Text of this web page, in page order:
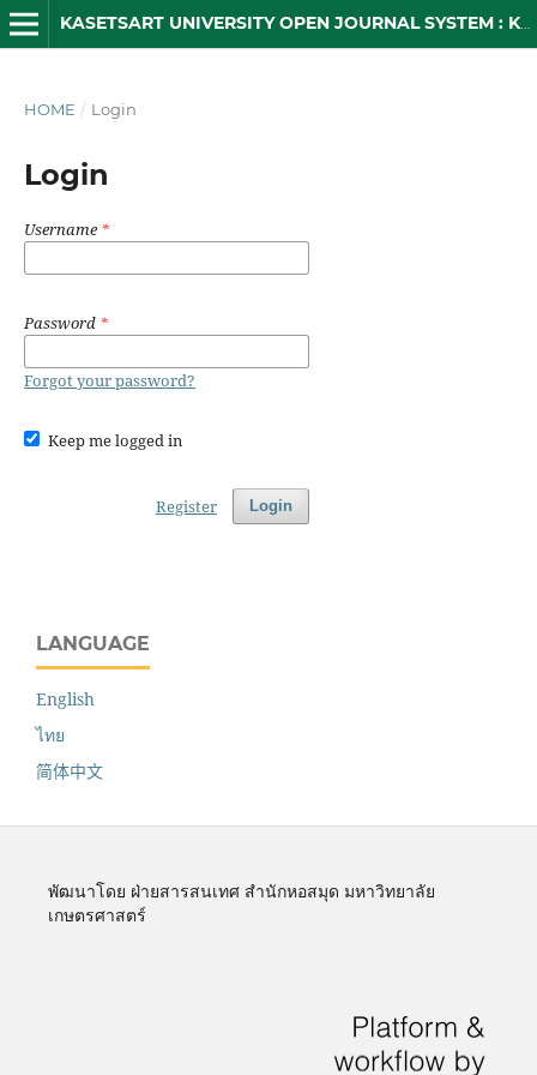
KASETSART UNIVERSITY OPEN JOURNAL SYSTEM : KUOJS
HOME / Login
Login
Username*
Password *
Forgot your password?
Keep me logged in
Login
Register
LANGUAGE
English
ไทย
简体中文
พัฒนาโดย ฝ่ายสารสนเทศ สำนักหอสมุด มหาวิทยาลัย
เกษตรศาสตร์